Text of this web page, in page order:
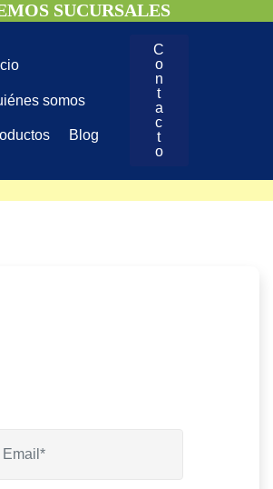
SUCURSALES
somos
Blog
C
o
n
t
a
c
t
o
SUCURSALES